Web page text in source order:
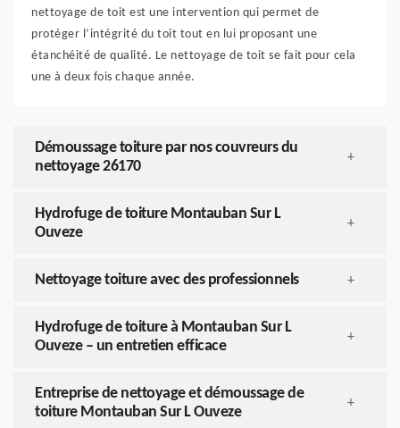
nettoyage de toit est une intervention qui permet de
protéger l’intégrité du toit tout en lui proposant une
étanchéité de qualité. Le nettoyage de toit se fait pour cela
une à deux fois chaque année.
Démoussage toiture par nos couvreurs du
nettoyage 26170
+
Hydrofuge de toiture Montauban Sur L
Ouveze
+
Nettoyage toiture avec des professionnels +
Hydrofuge de toiture à Montauban Sur L
Ouveze – un entretien efficace
+
Entreprise de nettoyage et démoussage de
toiture Montauban Sur L Ouveze
+